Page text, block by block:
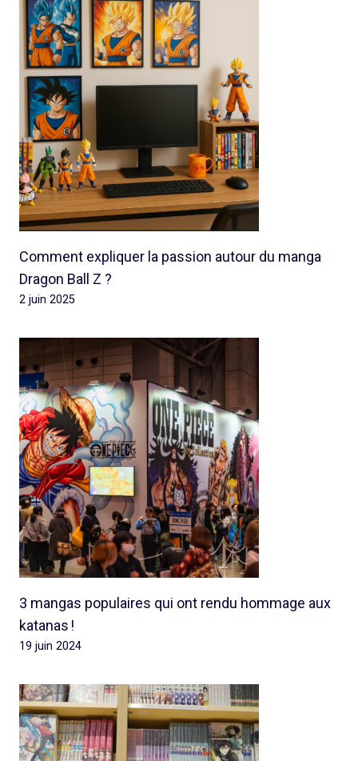
Comment expliquer la passion autour du manga
Dragon Ball Z ?
2 juin 2025
3 mangas populaires qui ont rendu hommage aux
katanas !
19 juin 2024